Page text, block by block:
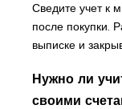
Сведите учет к
после покупки.
выписке и
Нужно ли
своими